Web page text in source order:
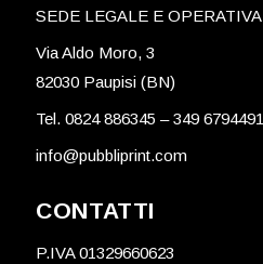
SEDE LEGALE E OPERATIVA
Via Aldo Moro, 3
82030 Paupisi (BN)
Tel. 0824 886345 –349 6794491
info@pubbliprint.com
CONTATTI
P.IVA 01329660623